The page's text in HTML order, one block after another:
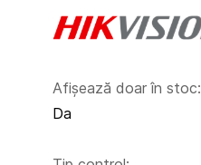
Afișează doar în stoc:
Da